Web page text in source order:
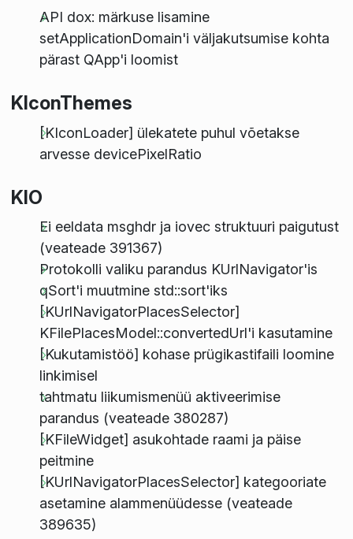
API dox: märkuse lisamine
setApplicationDomain'i väljakutsumise kohta
pärast QApp'i loomist
KIconThemes
[KIconLoader] ülekatete puhul võetakse
arvesse devicePixelRatio
KIO
Ei eeldata msghdr ja iovec struktuuri paigutust
(veateade 391367)
Protokolli valiku parandus KUrlNavigator'is
qSort'i muutmine std::sort'iks
[KUrlNavigatorPlacesSelector]
KFilePlacesModel::convertedUrl'i kasutamine
[Kukutamistöö] kohase prügikastifaili loomine
linkimisel
tahtmatu liikumismenüü aktiveerimise
parandus (veateade 380287)
[KFileWidget] asukohtade raami ja päise
peitmine
[KUrlNavigatorPlacesSelector] kategooriate
asetamine alammenüüdesse (veateade
389635)